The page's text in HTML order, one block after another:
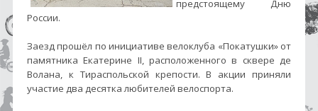
предстоящему Дню
России.
Заезд прошёл по инициативе велоклуба «Покатушки» от
памятника Екатерине II, расположенного в сквере де
Волана, к Тираспольской крепости. В акции приняли
участие два десятка любителей велоспорта.